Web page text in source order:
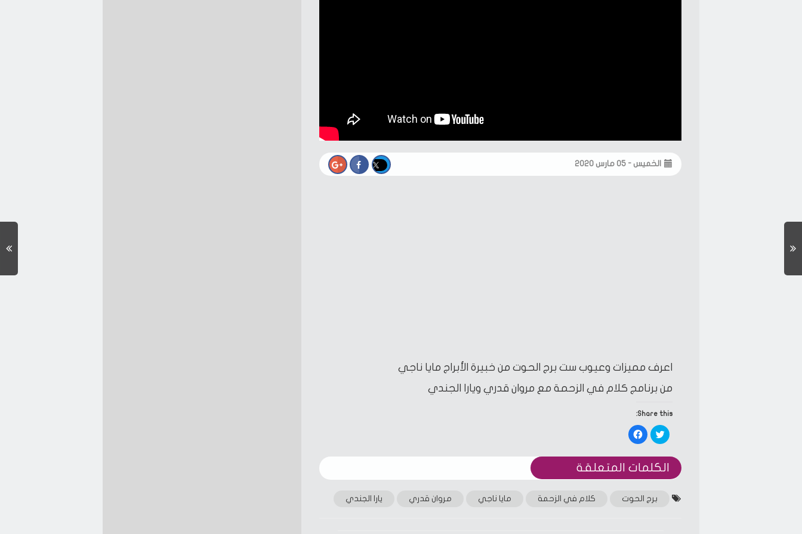
الخميس - ٠٥ مارس ٢٠٢٠
اعرف مميزات وعيوب ست برج الحوت من خبيرة الأبراج مايا ناجي
من برنامج كلام في الزحمة مع مروان قدري ويارا الجندي
Share this:
Click
to
share
Twitter
(Opens
new
Click
to
Facebook
(Opens
new
الكلمات المتعلقة‎
برج الحوت كلام في الزحمة مايا ناجي مروان قدري يارا الجندي